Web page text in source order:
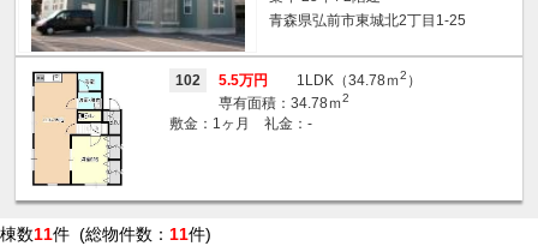
青森県弘前市東城北2丁目1-25
102 5.5万円 1LDK（34.78ｍ2 ）
専有面積：34.78ｍ2
敷金：1ヶ月 礼金：-
棟数11件 (総物件数： 11件)